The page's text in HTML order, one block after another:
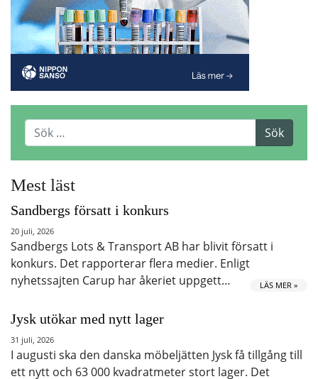
Mest läst
Sandbergs försatt i konkurs
20 juli, 2026
Sandbergs Lots & Transport AB har blivit försatt i
konkurs. Det rapporterar flera medier. Enligt
nyhetssajten Carup har åkeriet uppgett…
LÄS MER »
Jysk utökar med nytt lager
31 juli, 2026
I augusti ska den danska möbeljätten Jysk få tillgång till
ett nytt och 63 000 kvadratmeter stort lager. Det